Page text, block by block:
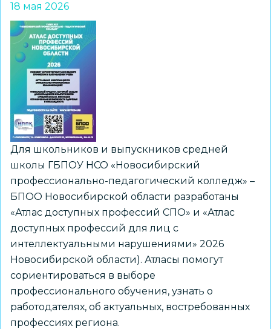
22
ознакомились
с
работой
18 мая 2026
Для школьников и выпускников средней
школы ГБПОУ НСО «Новосибирский
профессионально-педагогический колледж» –
БПОО Новосибирской области разработаны
«Атлас доступных профессий СПО» и «Атлас
доступных профессий для лиц с
интеллектуальными нарушениями» 2026
Новосибирской области). Атласы помогут
сориентироваться в выборе
профессионального обучения, узнать о
работодателях, об актуальных, востребованных
профессиях региона.